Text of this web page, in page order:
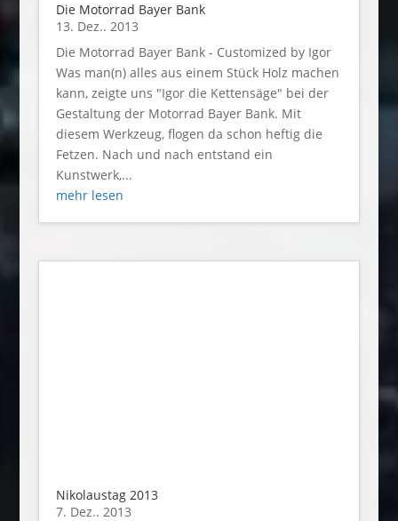
Die Motorrad Bayer Bank
13. Dez.. 2013
Die Motorrad Bayer Bank - Customized by Igor
Was man(n) alles aus einem Stück Holz machen
kann, zeigte uns "Igor die Kettensäge" bei der
Gestaltung der Motorrad Bayer Bank. Mit
diesem Werkzeug, flogen da schon heftig die
Fetzen. Nach und nach entstand ein
Kunstwerk,...
mehr lesen
Nikolaustag 2013
7. Dez.. 2013